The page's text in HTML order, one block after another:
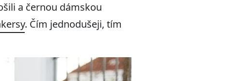
a černou dámskou
. Čím jednodušeji, tím